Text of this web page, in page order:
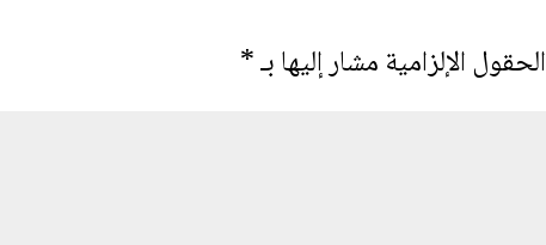
الحقول الإلزامية مشار إليها بـ*